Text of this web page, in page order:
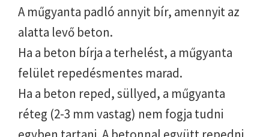
A műgyanta padló annyit bír, amennyit az
alatta levő beton.
Ha a beton bírja a terhelést, a műgyanta
felület repedésmentes marad.
Ha a beton reped, süllyed, a műgyanta
réteg (2-3 mm vastag) nem fogja tudni